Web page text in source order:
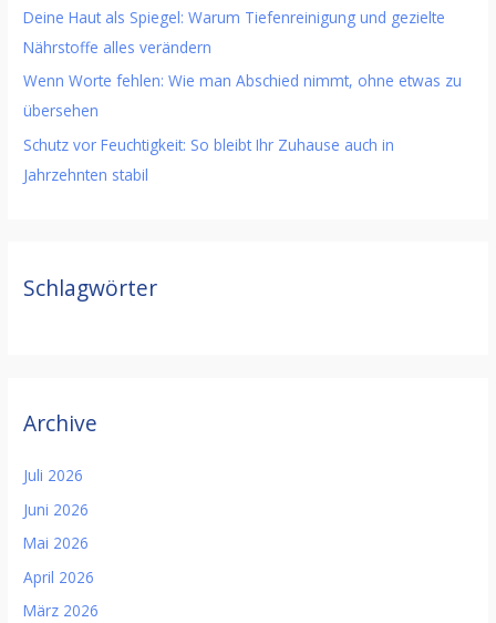
Deine Haut als Spiegel: Warum Tiefenreinigung und gezielte
Nährstoffe alles verändern
Wenn Worte fehlen: Wie man Abschied nimmt, ohne etwas zu
übersehen
Schutz vor Feuchtigkeit: So bleibt Ihr Zuhause auch in
Jahrzehnten stabil
Schlagwörter
Archive
Juli 2026
Juni 2026
Mai 2026
April 2026
März 2026